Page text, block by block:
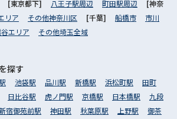
[東京都下] 八王子駅周辺 町田駅周辺
[神奈
リア その他神奈川区 [千葉] 船橋市
市川
エリア その他埼玉全域
探す
池袋駅 品川駅 新橋駅 浜松町駅
田町
日比谷駅 虎ノ門駅 京橋駅 日本橋駅
九段
宿御苑前駅 神田駅 秋葉原駅 上野駅
御茶